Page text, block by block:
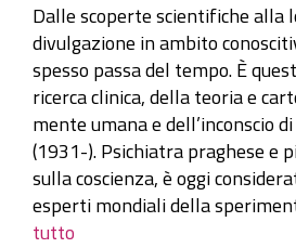
Dalle scoperte scientifiche alla
divulgazione in ambito
spesso passa del tempo. È
ricerca clinica, della teoria e
mente umana e dell’inconscio
(1931-). Psichiatra praghese e
sulla coscienza, è oggi
esperti mondiali della
tutto